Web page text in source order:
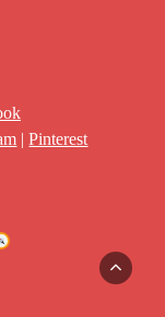
|Pinterest